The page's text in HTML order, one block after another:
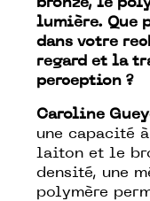
bronze, le
lumière. Que
dans votre
regard et la
perception ?
Caroline
une capacité
laiton et le
densité, une
polymère